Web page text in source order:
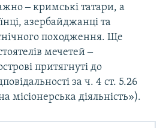
‒ кримські татари, а
азербайджанці та
походження. Ще
мечетей ‒
притягнуті до
за ч. 4 ст. 5.26
діяльність»).